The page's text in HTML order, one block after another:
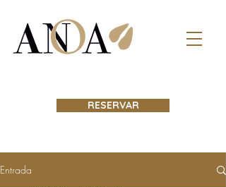
RESERVAR
Entrada